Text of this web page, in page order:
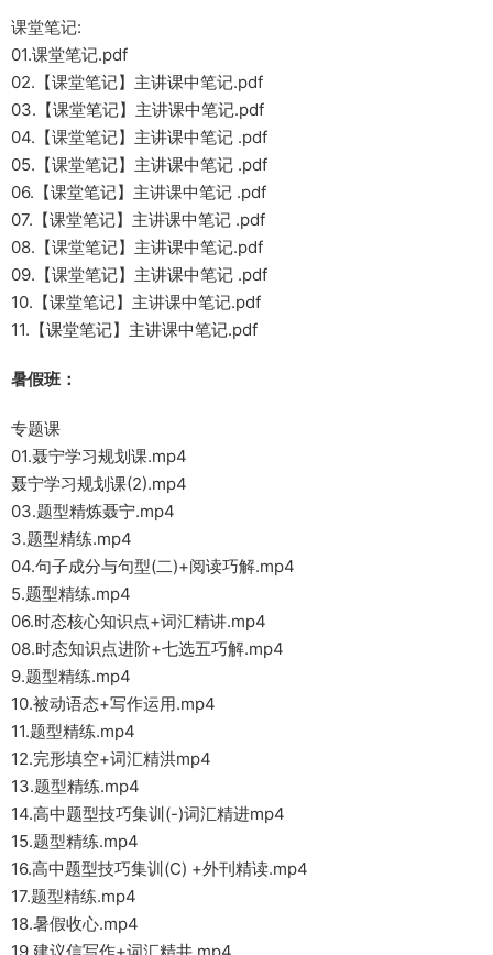
课堂笔记:
01.课堂笔记.pdf
02.【课堂笔记】主讲课中笔记.pdf
03.【课堂笔记】主讲课中笔记.pdf
04.【课堂笔记】主讲课中笔记 .pdf
05.【课堂笔记】主讲课中笔记 .pdf
06.【课堂笔记】主讲课中笔记 .pdf
07.【课堂笔记】主讲课中笔记 .pdf
08.【课堂笔记】主讲课中笔记.pdf
09.【课堂笔记】主讲课中笔记 .pdf
10.【课堂笔记】主讲课中笔记.pdf
11.【课堂笔记】主讲课中笔记.pdf
暑假班：
专题课
01.聂宁学习规划课.mp4
聂宁学习规划课(2).mp4
03.题型精炼聂宁.mp4
3.题型精练.mp4
04.句子成分与句型(二)+阅读巧解.mp4
5.题型精练.mp4
06.时态核心知识点+词汇精讲.mp4
08.时态知识点进阶+七选五巧解.mp4
9.题型精练.mp4
10.被动语态+写作运用.mp4
11.题型精练.mp4
12.完形填空+词汇精洪mp4
13.题型精练.mp4
14.高中题型技巧集训(-)词汇精进mp4
15.题型精练.mp4
16.高中题型技巧集训(C) +外刊精读.mp4
17.题型精练.mp4
18.暑假收心.mp4